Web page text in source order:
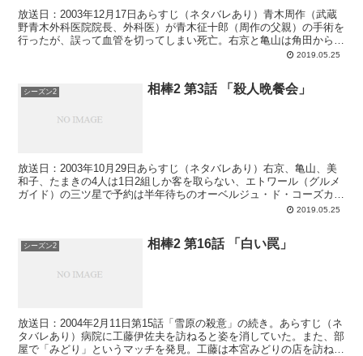
放送日：2003年12月17日あらすじ（ネタバレあり）青木周作（武蔵
野青木外科医院院長、外科医）が青木征十郎（周作の父親）の手術を
行ったが、誤って血管を切ってしまい死亡。右京と亀山は角田から医
2019.05.25
シーズン2 相棒2 第3話 「殺人晩餐会」
放送日：2003年10月29日あらすじ（ネタバレあり）右京、亀山、美
和子、たまきの4人は1日2組しか客を取らない、エトワール（グルメ
ガイド）の三ツ星で予約は半年待ちのオーベルジュ・ド・コーズカ
2019.05.25
シーズン2 相棒2 第16話 「白い罠」
放送日：2004年2月11日第15話「雪原の殺意」の続き。あらすじ（ネ
タバレあり）病院に工藤伊佐夫を訪ねると姿を消していた。また、部
屋で「みどり」というマッチを発見。工藤は本宮みどりの店を訪ねる